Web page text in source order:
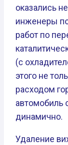
оказались
инженеры
работ по
(с
этого не
расходом
автомобиль
динамично.
Удаление